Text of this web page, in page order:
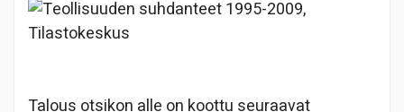
Talous otsikon alle on koottu seuraavat